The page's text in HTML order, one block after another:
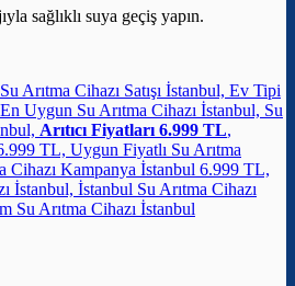
sağlıklı suya geçiş yapın.
Arıtma Cihazı Satışı İstanbul, Ev Tipi
Uygun Su Arıtma Cihazı İstanbul, Su
Arıtıcı Fiyatları 6.999 TL,
TL, Uygun Fiyatlı Su Arıtma
Cihazı Kampanya İstanbul 6.999 TL,
İstanbul, İstanbul Su Arıtma Cihazı
Su Arıtma Cihazı İstanbul